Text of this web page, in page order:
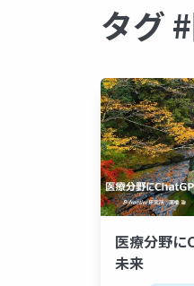
タグ
医療分野に
未来